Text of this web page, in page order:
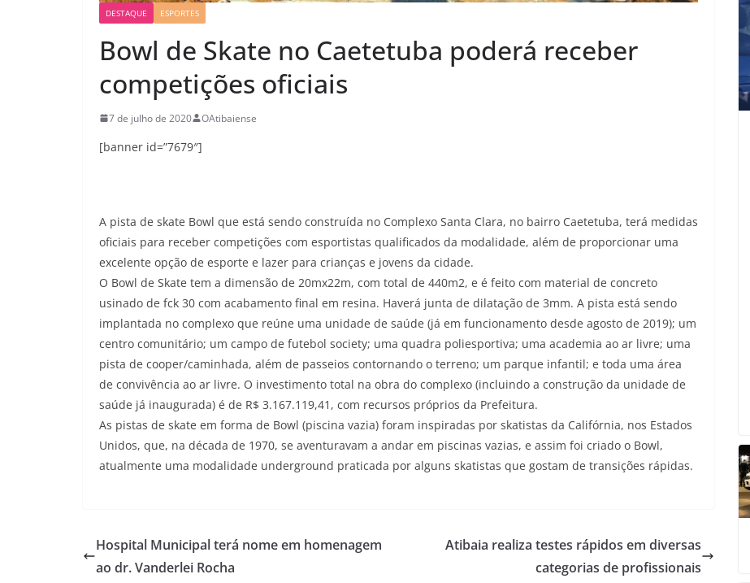
DESTAQUE ESPORTES
Bowl de Skate no Caetetuba poderá receber
competições oficiais
7 de julho de 2020 OAtibaiense
[banner id=”7679″]
A pista de skate Bowl que está sendo construída no Complexo Santa Clara, no bairro Caetetuba, terá medidas
oficiais para receber competições com esportistas qualificados da modalidade, além de proporcionar uma
excelente opção de esporte e lazer para crianças e jovens da cidade.
O Bowl de Skate tem a dimensão de 20mx22m, com total de 440m2, e é feito com material de concreto
usinado de fck 30 com acabamento final em resina. Haverá junta de dilatação de 3mm. A pista está sendo
implantada no complexo que reúne uma unidade de saúde (já em funcionamento desde agosto de 2019); um
centro comunitário; um campo de futebol society; uma quadra poliesportiva; uma academia ao ar livre; uma
pista de cooper/caminhada, além de passeios contornando o terreno; um parque infantil; e toda uma área
de convivência ao ar livre. O investimento total na obra do complexo (incluindo a construção da unidade de
saúde já inaugurada) é de R$ 3.167.119,41, com recursos próprios da Prefeitura.
As pistas de skate em forma de Bowl (piscina vazia) foram inspiradas por skatistas da Califórnia, nos Estados
Unidos, que, na década de 1970, se aventuravam a andar em piscinas vazias, e assim foi criado o Bowl,
atualmente uma modalidade underground praticada por alguns skatistas que gostam de transições rápidas.
Hospital Municipal terá nome em homenagem
ao dr. Vanderlei Rocha
Atibaia realiza testes rápidos em diversas
categorias de profissionais